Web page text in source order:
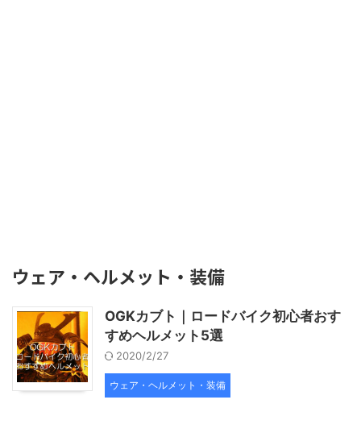
ウェア・ヘルメット・装備
OGKカブト｜ロードバイク初心者おす
すめヘルメット5選
2020/2/27
ウェア・ヘルメット・装備